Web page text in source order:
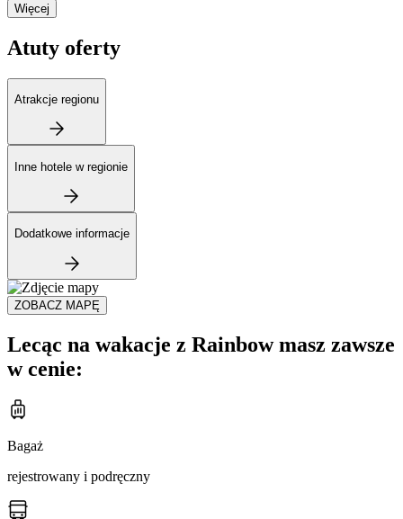
Więcej
Atuty oferty
Atrakcje regionu
Inne hotele w regionie
Dodatkowe informacje
ZOBACZ MAPĘ
Lecąc na wakacje z Rainbow masz zawsze
w cenie:
Bagaż
rejestrowany i podręczny